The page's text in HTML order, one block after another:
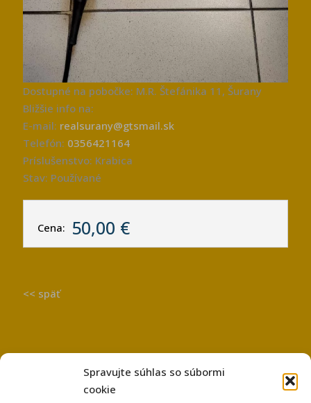
Spravujte súhlas so súbormi
cookie
Dostupné na pobočke: M.R. Štefánika 11, Šurany
Bližšie info na:
E-mail: realsurany@gtsmail.sk
Telefón: 0356421164
Príslušenstvo: Krabica
Stav: Používané
Cena: 50,00 €
<< späť